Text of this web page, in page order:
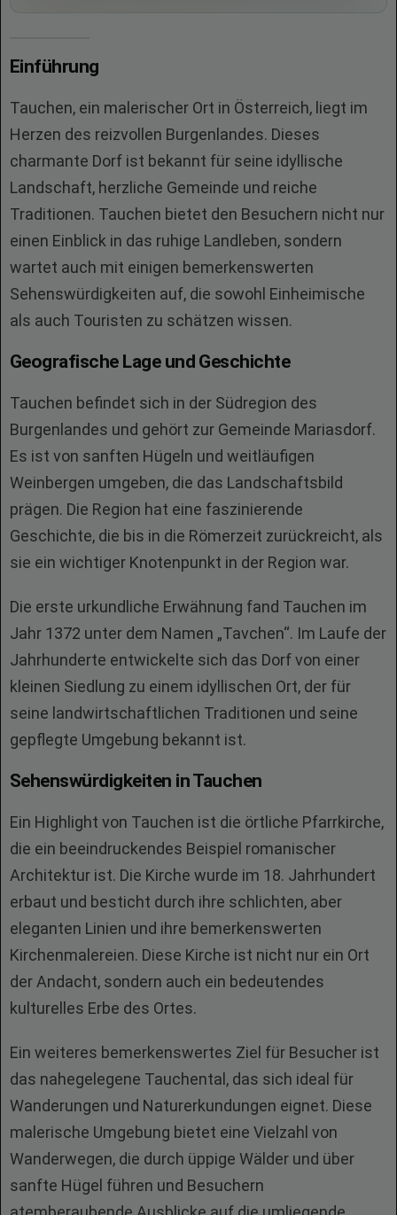
Einführung
Tauchen, ein malerischer Ort in Österreich, liegt im
Herzen des reizvollen Burgenlandes. Dieses
charmante Dorf ist bekannt für seine idyllische
Landschaft, herzliche Gemeinde und reiche
Traditionen. Tauchen bietet den Besuchern nicht nur
einen Einblick in das ruhige Landleben, sondern
wartet auch mit einigen bemerkenswerten
Sehenswürdigkeiten auf, die sowohl Einheimische
als auch Touristen zu schätzen wissen.
Geografische Lage und Geschichte
Tauchen befindet sich in der Südregion des
Burgenlandes und gehört zur Gemeinde Mariasdorf.
Es ist von sanften Hügeln und weitläufigen
Weinbergen umgeben, die das Landschaftsbild
prägen. Die Region hat eine faszinierende
Geschichte, die bis in die Römerzeit zurückreicht, als
sie ein wichtiger Knotenpunkt in der Region war.
Die erste urkundliche Erwähnung fand Tauchen im
Jahr 1372 unter dem Namen „Tavchen“. Im Laufe der
Jahrhunderte entwickelte sich das Dorf von einer
kleinen Siedlung zu einem idyllischen Ort, der für
seine landwirtschaftlichen Traditionen und seine
gepflegte Umgebung bekannt ist.
Sehenswürdigkeiten in Tauchen
Ein Highlight von Tauchen ist die örtliche Pfarrkirche,
die ein beeindruckendes Beispiel romanischer
Architektur ist. Die Kirche wurde im 18. Jahrhundert
erbaut und besticht durch ihre schlichten, aber
eleganten Linien und ihre bemerkenswerten
Kirchenmalereien. Diese Kirche ist nicht nur ein Ort
der Andacht, sondern auch ein bedeutendes
kulturelles Erbe des Ortes.
Ein weiteres bemerkenswertes Ziel für Besucher ist
das nahegelegene Tauchental, das sich ideal für
Wanderungen und Naturerkundungen eignet. Diese
malerische Umgebung bietet eine Vielzahl von
Wanderwegen, die durch üppige Wälder und über
sanfte Hügel führen und Besuchern